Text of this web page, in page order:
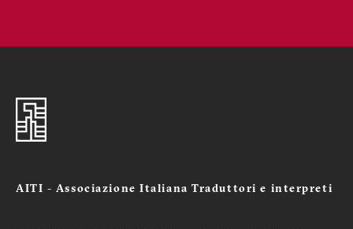
AITI - Associazione Italiana Traduttori e interpreti